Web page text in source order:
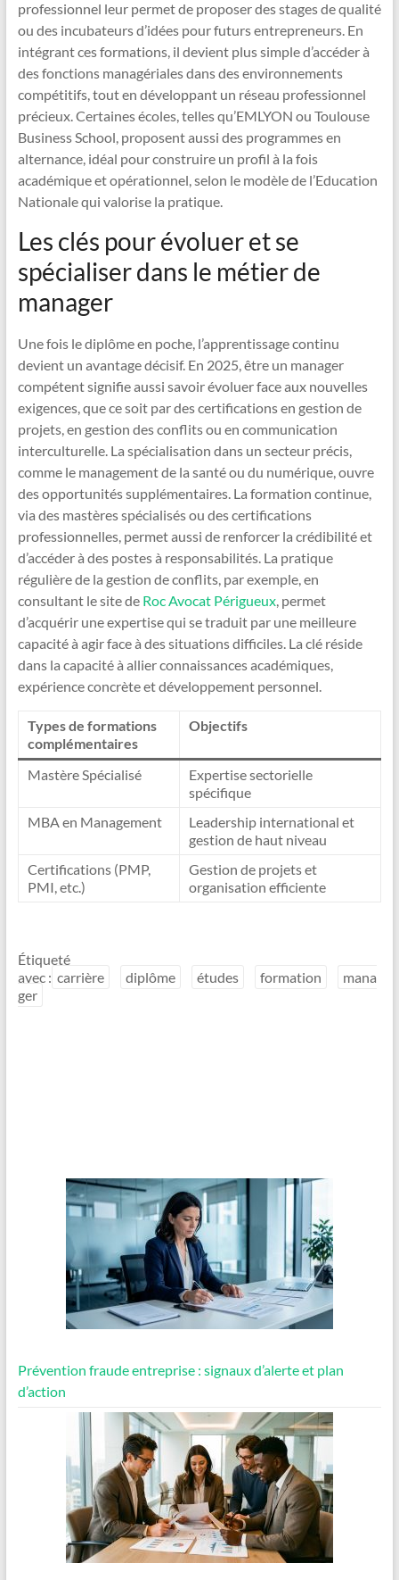
professionnel leur permet de proposer des stages de qualité
ou des incubateurs d’idées pour futurs entrepreneurs. En
intégrant ces formations, il devient plus simple d’accéder à
des fonctions managériales dans des environnements
compétitifs, tout en développant un réseau professionnel
précieux. Certaines écoles, telles qu’EMLYON ou Toulouse
Business School, proposent aussi des programmes en
alternance, idéal pour construire un profil à la fois
académique et opérationnel, selon le modèle de l’Education
Nationale qui valorise la pratique.
Les clés pour évoluer et se
spécialiser dans le métier de
manager
Une fois le diplôme en poche, l’apprentissage continu
devient un avantage décisif. En 2025, être un manager
compétent signifie aussi savoir évoluer face aux nouvelles
exigences, que ce soit par des certifications en gestion de
projets, en gestion des conflits ou en communication
interculturelle. La spécialisation dans un secteur précis,
comme le management de la santé ou du numérique, ouvre
des opportunités supplémentaires. La formation continue,
via des mastères spécialisés ou des certifications
professionnelles, permet aussi de renforcer la crédibilité et
d’accéder à des postes à responsabilités. La pratique
régulière de la gestion de conflits, par exemple, en
consultant le site de Roc Avocat Périgueux, permet
d’acquérir une expertise qui se traduit par une meilleure
capacité à agir face à des situations difficiles. La clé réside
dans la capacité à allier connaissances académiques,
expérience concrète et développement personnel.
Types de formations
complémentaires
Objectifs
Mastère Spécialisé
Expertise sectorielle
spécifique
MBA en Management
Leadership international et
gestion de haut niveau
Certifications (PMP,
PMI, etc.)
Gestion de projets et
organisation efficiente
Étiqueté
avec : carrière diplôme études formation
mana
ger
Prévention fraude entreprise : signaux d’alerte et plan
d’action